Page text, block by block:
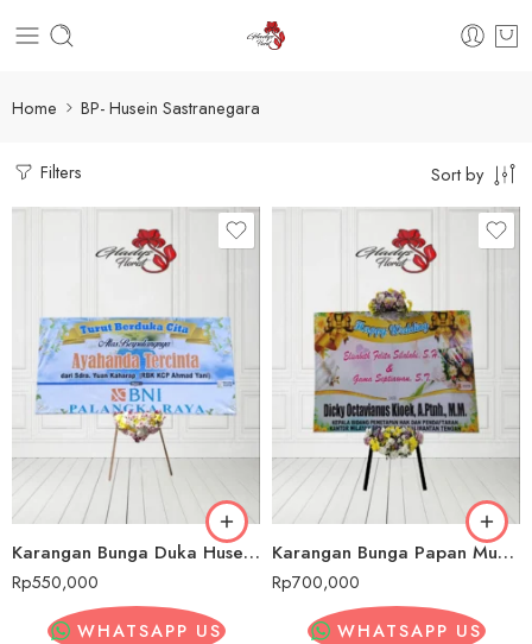
Home BP- Husein Sastranegara
Filters Sort by
Karangan Bunga Duka Husein Sastranegara
Rp550,000
WHATSAPP US
Karangan Bunga Papan Murah Husein Sastranegara
Rp700,000
WHATSAPP US